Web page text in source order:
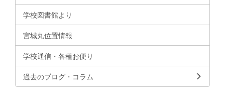
学校図書館より
宮城丸位置情報
学校通信・各種お便り
過去のブログ・コラム